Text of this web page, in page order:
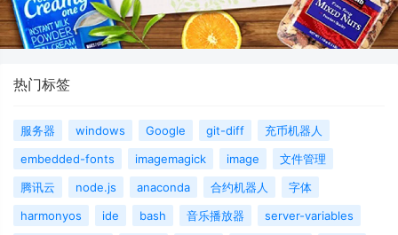
热门标签
服务器 windows Google git-diff
充币机器人
embedded-fonts
imagemagick image
文件管理
腾讯云
node.js anaconda 合约机器人
字体
harmonyos
ide bash 音乐播放器
server-variables